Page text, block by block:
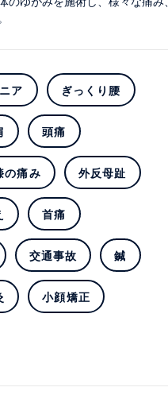
ア ぎっくり腰
頭痛
の痛み 外反母趾
首痛
交通事故 鍼
小顔矯正